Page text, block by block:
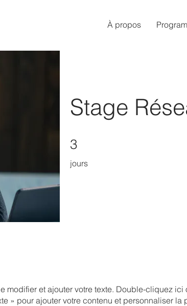
À propos
Stage
3
jours
modifier et ajouter votre texte. Double-cliquez ici
» pour ajouter votre contenu et personnaliser la